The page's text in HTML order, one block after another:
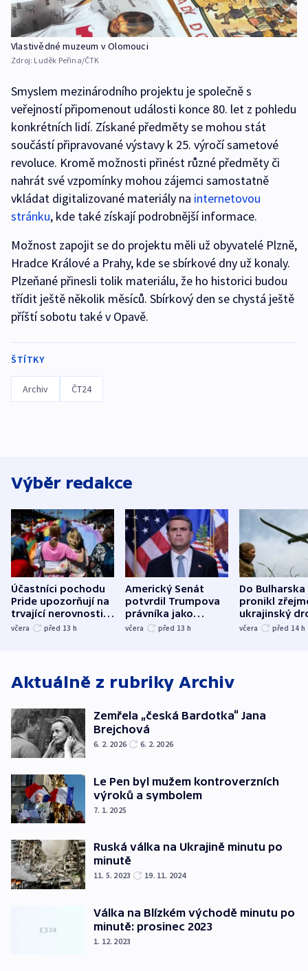
Vlastivědné muzeum v Olomouci
Zdroj: Luděk Peřina/ČTK
Smyslem mezinárodního projektu je společně s
veřejností připomenout události konce 80. let z pohledu
konkrétních lidí. Získané předměty se mohou stát
součástí připravované výstavy k 25. výročí sametové
revoluce. Kromě možnosti přinést různé předměty či
nahrát své vzpomínky mohou zájemci samostatně
vkládat digitalizované materiály na internetovou
stránku, kde také získají podrobnější informace.
Možnost zapojit se do projektu měli už obyvatelé Plzně,
Hradce Králové a Prahy, kde se sbírkové dny už konaly.
Plzeňané přinesli tolik materiálu, že ho historici budou
třídit ještě několik měsíců. Sbírkový den se chystá ještě
příští sobotu také v Opavě.
ŠTÍTKY
Archiv ČT24
Výběr redakce
Účastníci pochodu
Pride upozorňují na
trvající nerovnosti i
společenskou
včera před 13 h
Americký Senát
potvrdil Trumpova
právníka jako
ministra
včera před 13 h
Do Bulharska
pronikl
ukrajinský
explodoval
včera před 14 h
Aktuálně z rubriky Archiv
Zemřela „česká Bardotka“ Jana
Brejchová
6. 2. 2026 6. 2. 2026
Le Pen byl mužem kontroverzních
výroků a symbolem
7. 1. 2025
Ruská válka na Ukrajině minutu po
minutě
11. 5. 2023 19. 11. 2024
Válka na Blízkém východě minutu po
minutě: prosinec 2023
1. 12. 2023